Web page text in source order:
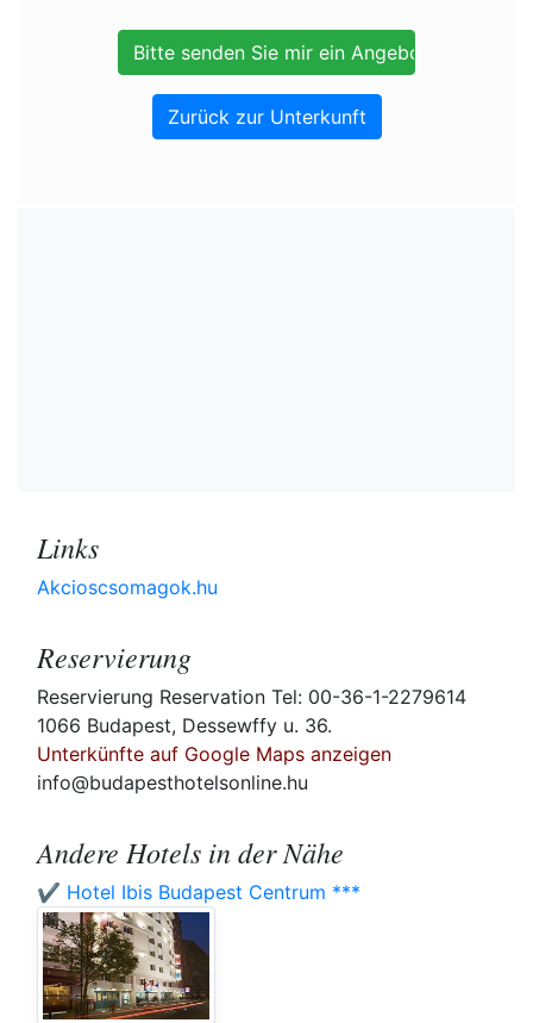
Zurück zur Unterkunft
Links
Akcioscsomagok.hu
Reservierung
Reservierung Reservation Tel: 00-36-1-2279614
1066 Budapest, Dessewffy u. 36.
Unterkünfte auf Google Maps anzeigen
info@budapesthotelsonline.hu
Andere Hotels in der Nähe
✔️ Hotel Ibis Budapest Centrum ***